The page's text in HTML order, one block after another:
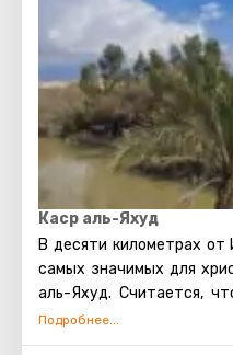
Каср аль-Яхуд
В десяти километрах от
самых значимых для
аль-Яхуд. Считается,
Иисус.